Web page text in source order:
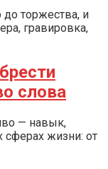
торжества, и
гравировка,
слова
— навык,
сферах жизни: от